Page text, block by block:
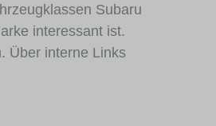
Subaru
interessant ist.
Über interne Links